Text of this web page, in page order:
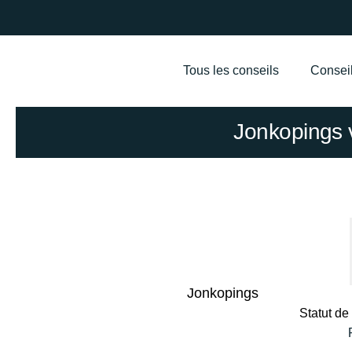
Tous les conseils
Jonkopings
Jonkopings
Statut